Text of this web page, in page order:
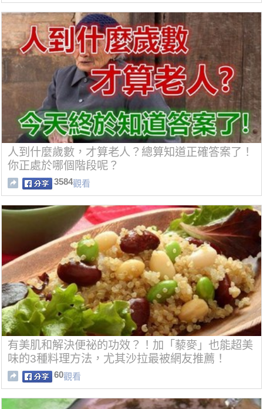
人到什麼歲數，才算老人？總算知道正確答案了！
你正處於哪個階段呢？
3584觀看
有美肌和解決便祕的功效？！加「藜麥」也能超美
味的3種料理方法，尤其沙拉最被網友推薦！
60觀看